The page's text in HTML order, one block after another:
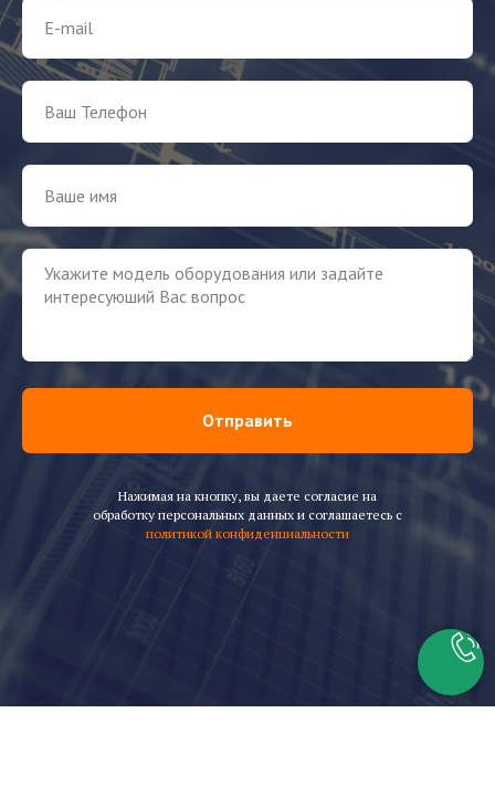
Отправить
Нажимая на кнопку, вы даете согласие на
обработку персональных данных и соглашаетесь c
политикой конфиденциальности